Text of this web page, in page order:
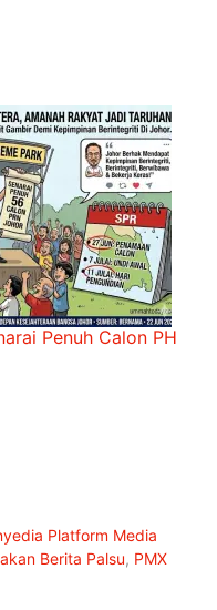
Penuh Calon PH
Platform Media
Berita Palsu, PMX